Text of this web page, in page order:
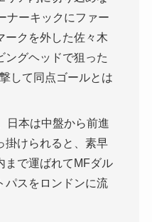
ナーキックにファー
ークを外した佐々木
ングヘッドで狙った
して同点ゴールとは
日本は中盤から前進
掛けられると、素早
まで運ばれてMFダル
パスをロンドンに流